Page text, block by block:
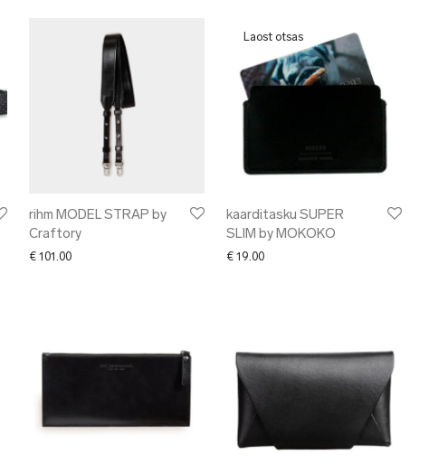
rihm MODEL STRAP by
Craftory
€ 101.00
kaarditasku SUPER
SLIM by MOKOKO
€ 19.00